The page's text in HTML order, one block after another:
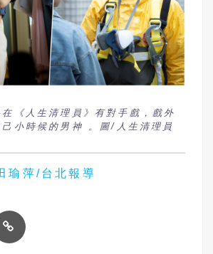
《人生清理員》有對手戲，戲外
己小時候的男神 。圖/人生清理員
瑜萍/台北報導